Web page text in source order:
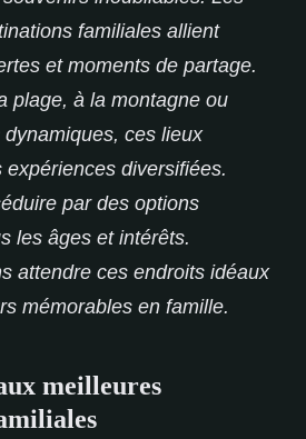
familiales allient
et moments de partage.
plage, à la montagne ou
ces lieux
expériences diversifiées.
par des options
les âges et intérêts.
attendre ces endroits idéaux
mémorables en famille.
meilleures